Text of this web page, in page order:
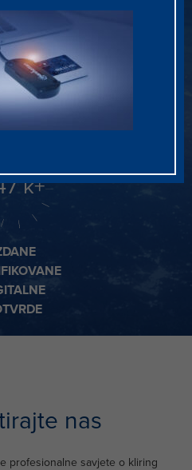
124
PREDUZEĆA
k+
nas
profesionalne savjete o kliring